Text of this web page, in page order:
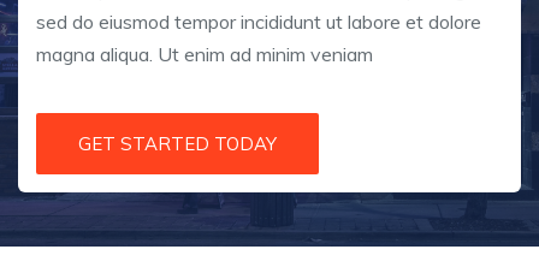
sed do eiusmod tempor incididunt ut labore et dolore
magna aliqua. Ut enim ad minim veniam
GET STARTED TODAY